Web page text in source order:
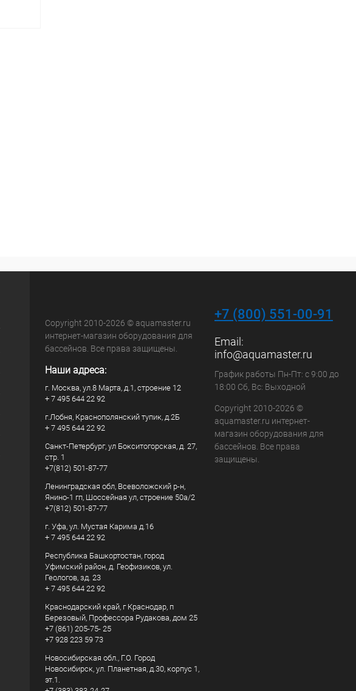
Copyright 2010-2026 © aquamaster.ru
интернет-магазин оборудования для
бассейнов. Все права защищены.
Наши адреса:
г. Москва, ул.8 Марта, д.1, строение 12
+ 7 495 644 22 92
г.Лобня, Краснополянский тупик, д.2Б
+ 7 495 644 22 92
Санкт-Петербург, ул Бокситогорская, д. 27,
стр. 1
+7(812) 501-87-77
Ленинградская обл, Всеволожский р-н,
Янино-1 гп, Шоссейная ул, строение 50а/2
+7(812) 501-87-77
г. Уфа, ул. Мустая Карима д.16
+ 7 495 644 22 92
Республика Башкортостан, город
Уфимский район, д. Геофизиков, ул.
Геологов, зд. 23
+ 7 495 644 22 92
Краснодарский край, г Краснодар, п
Березовый, Профессора Рудакова, дом 25
+7 (861) 205-75- 25
+7 928 223 59 73
Новосибирская обл., Г.О. Город
Новосибирск, ул. Планетная, д.30, корпус 1,
эт.1.
+7 (800) 551-00-91
Email:
info@aquamaster.ru
График работы Пн-Пт: с 9:00 до
18:00 Сб, Вс: Выходной
Copyright 2010-2026 ©
aquamaster.ru интернет-
магазин оборудования для
бассейнов. Все права
защищены.